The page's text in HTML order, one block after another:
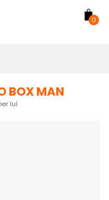
0
BOX MAN
lui